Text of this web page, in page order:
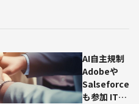
AI自主規制
Adobeや
Salseforce
も参加 IT大